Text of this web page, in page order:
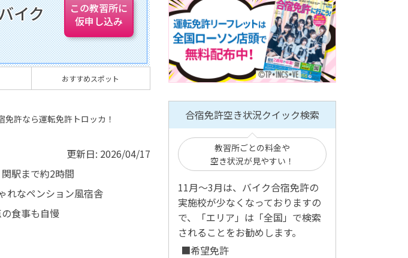
イク
この教習所に
仮申し込み
おすすめスポット
免許なら運転免許トロッカ！
更新日: 2026/04/17
駅まで約2時間
れなペンション風宿舎
食事も自慢
合宿免許空き状況クイック検索
教習所ごとの料金や
空き状況が見やすい！
11月～3月は、バイク合宿免許の
実施校が少なくなっておりますの
で、「エリア」は「全国」で検索
されることをお勧めします。
■希望免許